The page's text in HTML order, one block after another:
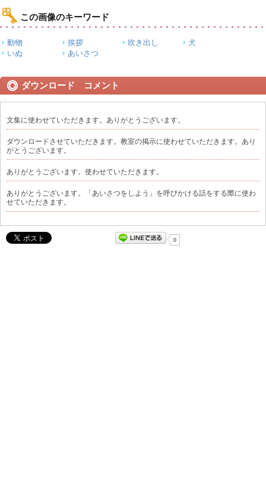
この画像のキーワード
動物 挨拶 吹き出し
犬
いぬ
あいさつ
ダウンロード コメント
文集に使わせていただきます。ありがとうございます。
ダウンロードさせていただきます。教室の掲示に使わせていただきます。あり
がとうございます。
ありがとうございます。使わせていただきます。
ありがとうございます。「あいさつをしよう」を呼びかける話をする際に使わ
せていただきます。
0